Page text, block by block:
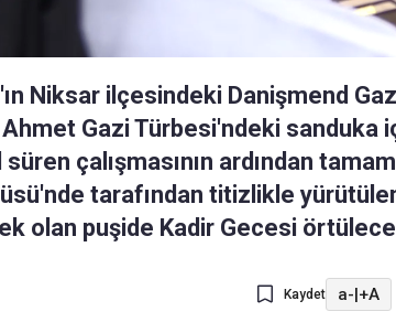
Niksar ilçesindeki Danişmend
Gazi Türbesi'ndeki sanduka
süren çalışmasının ardından
tarafından titizlikle
olan puşide Kadir Gecesi
Kaydet a-|+A